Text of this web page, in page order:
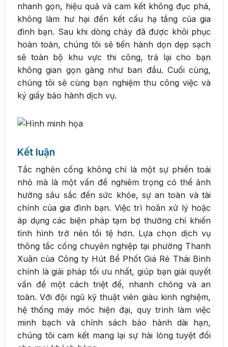
nhanh gọn, hiệu quả và cam kết không đục phá,
không làm hư hại đến kết cấu hạ tầng của gia
đình bạn. Sau khi dòng chảy đã được khôi phục
hoàn toàn, chúng tôi sẽ tiến hành dọn dẹp sạch
sẽ toàn bộ khu vực thi công, trả lại cho bạn
không gian gọn gàng như ban đầu. Cuối cùng,
chúng tôi sẽ cùng bạn nghiệm thu công việc và
ký giấy bảo hành dịch vụ.
Kết luận
Tắc nghẽn cống không chỉ là một sự phiền toái
nhỏ mà là một vấn đề nghiêm trọng có thể ảnh
hưởng sâu sắc đến sức khỏe, sự an toàn và tài
chính của gia đình bạn. Việc trì hoãn xử lý hoặc
áp dụng các biện pháp tạm bợ thường chỉ khiến
tình hình trở nên tồi tệ hơn. Lựa chọn dịch vụ
thông tắc cống chuyên nghiệp tại phường Thanh
Xuân của Công ty Hút Bể Phốt Giá Rẻ Thái Bình
chính là giải pháp tối ưu nhất, giúp bạn giải quyết
vấn đề một cách triệt để, nhanh chóng và an
toàn. Với đội ngũ kỹ thuật viên giàu kinh nghiệm,
hệ thống máy móc hiện đại, quy trình làm việc
minh bạch và chính sách bảo hành dài hạn,
chúng tôi cam kết mang lại sự hài lòng tuyệt đối